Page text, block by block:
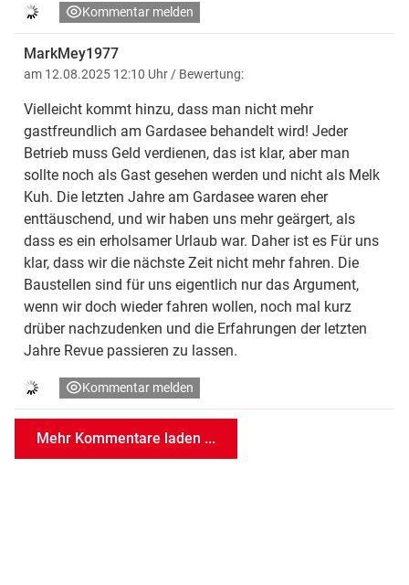
Kommentar melden
MarkMey1977
am 12.08.2025 12:10 Uhr / Bewertung:
Vielleicht kommt hinzu, dass man nicht mehr
gastfreundlich am Gardasee behandelt wird! Jeder
Betrieb muss Geld verdienen, das ist klar, aber man
sollte noch als Gast gesehen werden und nicht als Melk
Kuh. Die letzten Jahre am Gardasee waren eher
enttäuschend, und wir haben uns mehr geärgert, als
dass es ein erholsamer Urlaub war. Daher ist es Für uns
klar, dass wir die nächste Zeit nicht mehr fahren. Die
Baustellen sind für uns eigentlich nur das Argument,
wenn wir doch wieder fahren wollen, noch mal kurz
drüber nachzudenken und die Erfahrungen der letzten
Jahre Revue passieren zu lassen.
Kommentar melden
Mehr Kommentare laden ...